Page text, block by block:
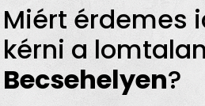
Miért érdemes
kérni a
Becsehelyen?